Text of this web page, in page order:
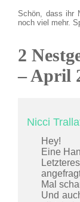
Schön, dass ihr
noch viel mehr.
2
– April
Nicci
Hey!
Eine
Mal
Und